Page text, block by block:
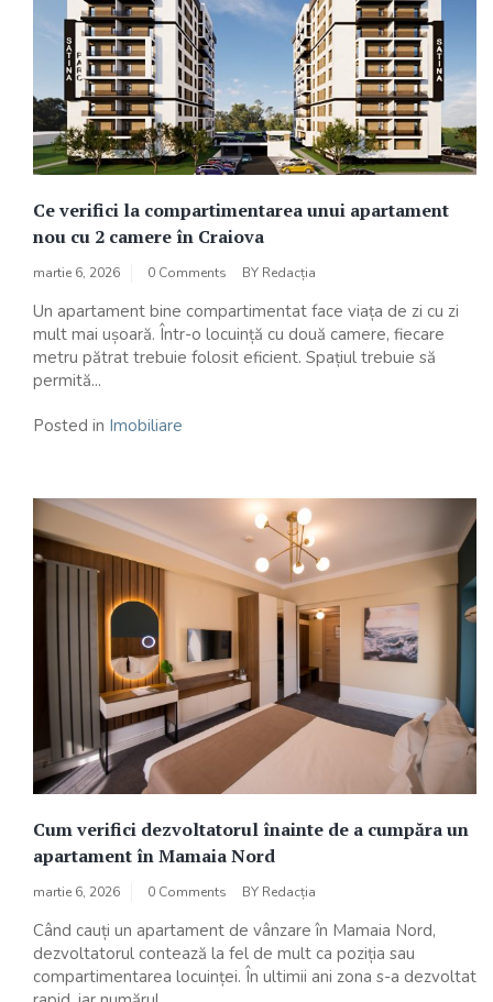
Ce verifici la compartimentarea unui apartament
nou cu 2 camere în Craiova
martie 6, 2026 0 Comments BY Redacția
Un apartament bine compartimentat face viața de zi cu zi
mult mai ușoară. Într-o locuință cu două camere, fiecare
metru pătrat trebuie folosit eficient. Spațiul trebuie să
permită...
Posted in Imobiliare
Cum verifici dezvoltatorul înainte de a cumpăra un
apartament în Mamaia Nord
martie 6, 2026 0 Comments BY Redacția
Când cauți un apartament de vânzare în Mamaia Nord,
dezvoltatorul contează la fel de mult ca poziția sau
compartimentarea locuinței. În ultimii ani zona s-a dezvoltat